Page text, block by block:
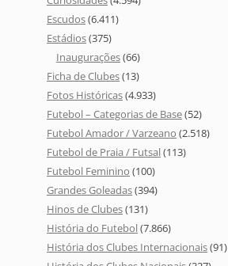
Escudos(6.411)
Estádios(375)
Inaugurações(66)
Ficha de Clubes(13)
Fotos Históricas(4.933)
Futebol – Categorias de Base(52)
Futebol Amador / Varzeano (2.518)
Futebol de Praia / Futsal(113)
Futebol Feminino (100)
Grandes Goleadas(394)
Hinos de Clubes(131)
História do Futebol(7.866)
História dos Clubes Internacionais(91)